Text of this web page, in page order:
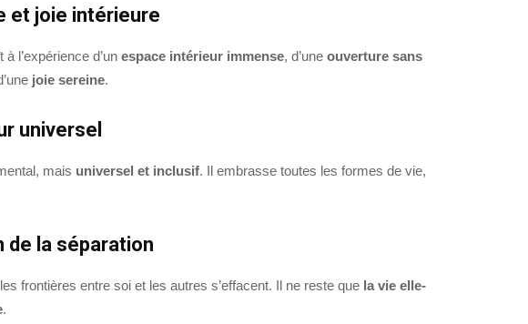
et joie intérieure
l’expérience d’un espace intérieur immense, d’une ouverture sans
joie sereine.
universel
mais universel et inclusif. Il embrasse toutes les formes de vie,
de la séparation
frontières entre soi et les autres s’effacent. Il ne reste que la vie elle-
.